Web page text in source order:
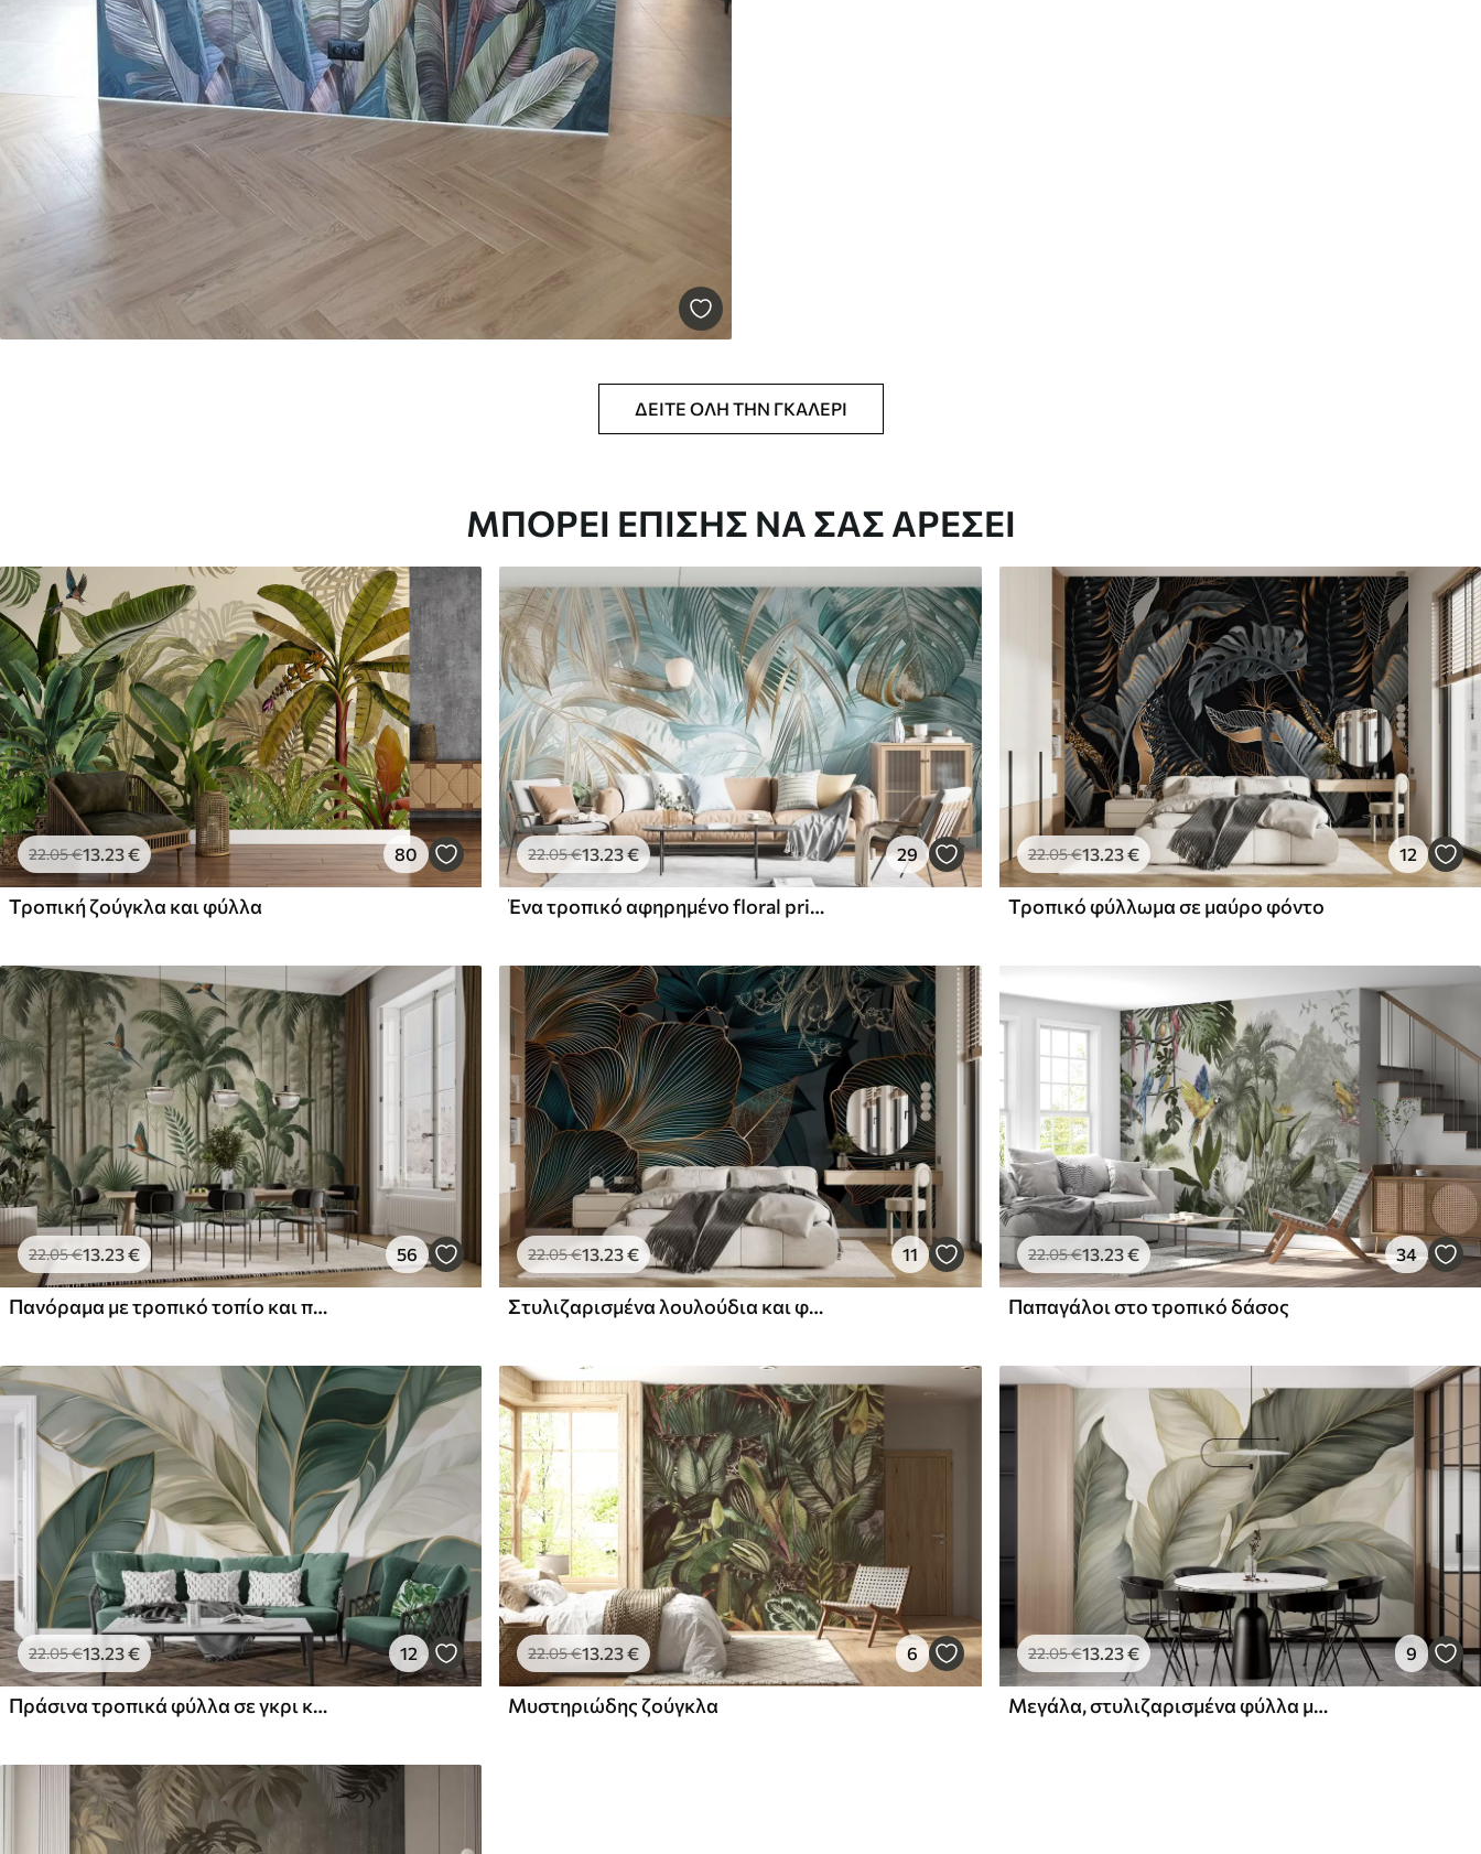
ΔΕΊΤΕ ΌΛΗ ΤΗΝ ΓΚΑΛΕΡΊ
ΜΠΟΡΕΊ ΕΠΊΣΗΣ ΝΑ ΣΑΣ ΑΡΈΣΕΙ
22.05€13.23€ 80
Τροπική ζούγκλα και φύλλα
22.05€13.23€ 29
Ένα τροπικό αφηρημένο floral print με μεγάλα φύλλα φοίνικα σε αποχρώσεις του μπλε και του μπεζ δημιουργεί μια πλούσια ατμόσφαιρα
22.05€13.23€ 12
Τροπικό φύλλωμα σε μαύρο φόντο
22.05€13 .23€ 56
Πανόραμα με τροπικό τοπίο και πουλιά
22.05€13 .23€ 11
Στυλιζαρισμένα λουλούδια και φύλλα με περίπλοκες γραμμές σε αποχρώσεις του πετρόλ και του κίτρινου σε σκούρο φόντο
22.05€13.23€ 34
Παπαγάλοι στο τροπικό δάσος
22.05€13.23€ 12
Πράσινα τροπικά φύλλα σε γκρι και λευκό φόντο
22.05€13.23€ 6
Μυστηριώδης ζούγκλα
22.05€13.23€ 9
Μεγάλα, στυλιζαρισμένα φύλλα με λεπτομερείς φλέβες σε διάφορες αποχρώσεις του πράσινου, του κρεμ και του μπεζ